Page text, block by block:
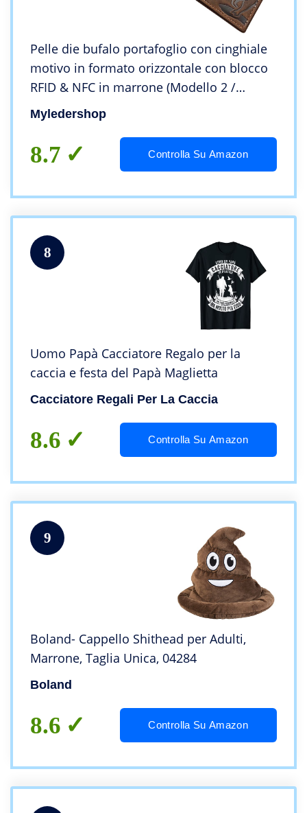
Pelle die bufalo portafoglio con cinghiale
motivo in formato orizzontale con blocco
RFID & NFC in marrone (Modello 2 /
Formato orizzontale)
Myledershop
8.7 Controlla Su Amazon
8
Uomo Papà Cacciatore Regalo per la
caccia e festa del Papà Maglietta
Cacciatore Regali Per La Caccia
8.6 Controlla Su Amazon
9
Boland- Cappello Shithead per Adulti,
Marrone, Taglia Unica, 04284
Boland
8.6 Controlla Su Amazon